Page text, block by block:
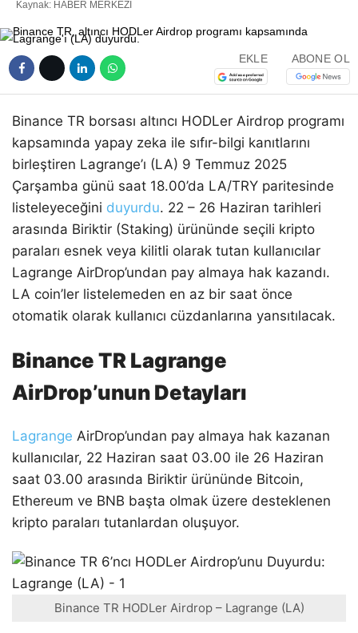
Kaynak: HABER MERKEZI
EKLE ABONE OL
Binance TR borsası altıncı HODLer Airdrop programı
kapsamında yapay zeka ile sıfır-bilgi kanıtlarını
birleştiren Lagrange’ı (LA) 9 Temmuz 2025
Çarşamba günü saat 18.00’da LA/TRY paritesinde
listeleyeceğini duyurdu. 22 – 26 Haziran tarihleri
arasında Biriktir (Staking) ürününde seçili kripto
paraları esnek veya kilitli olarak tutan kullanıcılar
Lagrange AirDrop’undan pay almaya hak kazandı.
LA coin’ler listelemeden en az bir saat önce
otomatik olarak kullanıcı cüzdanlarına yansıtılacak.
Binance TR Lagrange
AirDrop’unun Detayları
Lagrange AirDrop’undan pay almaya hak kazanan
kullanıcılar, 22 Haziran saat 03.00 ile 26 Haziran
saat 03.00 arasında Biriktir ürününde Bitcoin,
Ethereum ve BNB başta olmak üzere desteklenen
kripto paraları tutanlardan oluşuyor.
Binance TR HODLer Airdrop – Lagrange (LA)